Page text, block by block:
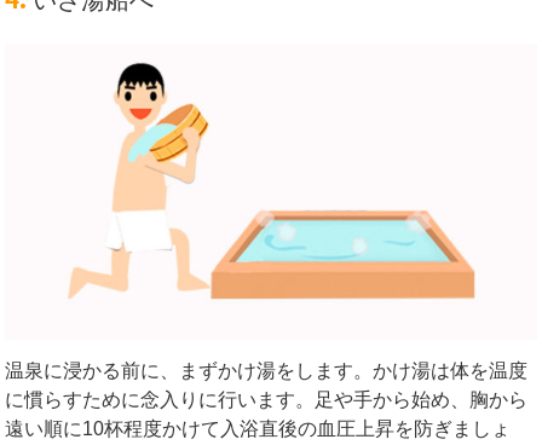
温泉に浸かる前に、まずかけ湯をします。かけ湯は体を温度
に慣らすために念入りに行います。足や手から始め、胸から
遠い順に10杯程度かけて入浴直後の血圧上昇を防ぎましょ